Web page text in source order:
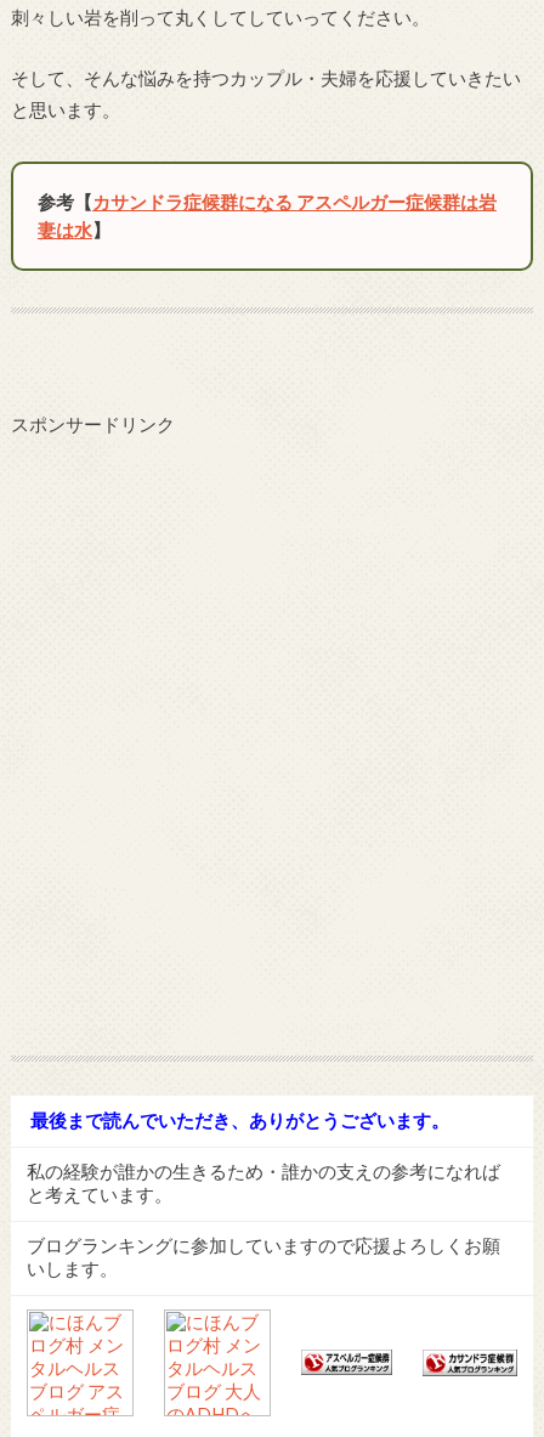
刺々しい岩を削って丸くしてしていってください。
そして、そんな悩みを持つカップル・夫婦を応援していきたい
と思います。
参考【カサンドラ症候群になる アスペルガー症候群は岩
妻は水】
スポンサードリンク
最後まで読んでいただき、ありがとうございます。
私の経験が誰かの生きるため・誰かの支えの参考になれば
と考えています。
ブログランキングに参加していますので応援よろしくお願
いします。